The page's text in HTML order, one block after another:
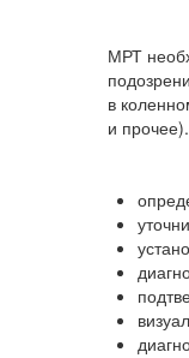
МРТ
в
и прочее).